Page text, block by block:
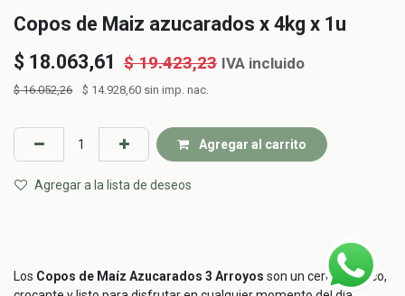
Copos de Maiz azucarados x 4kg x 1u
$ 18.063,61 $19.423,23 IVA incluido
$16.052,26 $ 14.928,60 sin imp. nac.
Agregar al carrito
Agregar a la lista de deseos
Los Copos de Maíz Azucarados 3 Arroyos son un cereal clásico,